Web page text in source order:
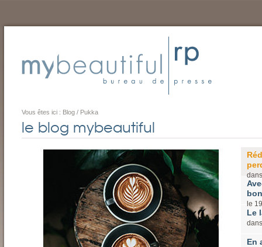
Vous êtes ici : Blog / Pukka
le blog mybeautiful
le 19
Le
En